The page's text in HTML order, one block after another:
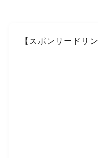
【スポンサードリン